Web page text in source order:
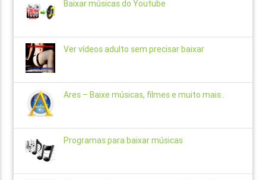
Baixar músicas do Youtube
Ver vídeos adulto sem precisar baixar
Ares – Baixe músicas, filmes e muito mais..
Programas para baixar músicas